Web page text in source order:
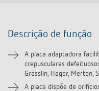
Transferências
Descrição de função
A placa adaptadora
crepusculares
Grässlin, Hager, Merten,
A placa dispõe de